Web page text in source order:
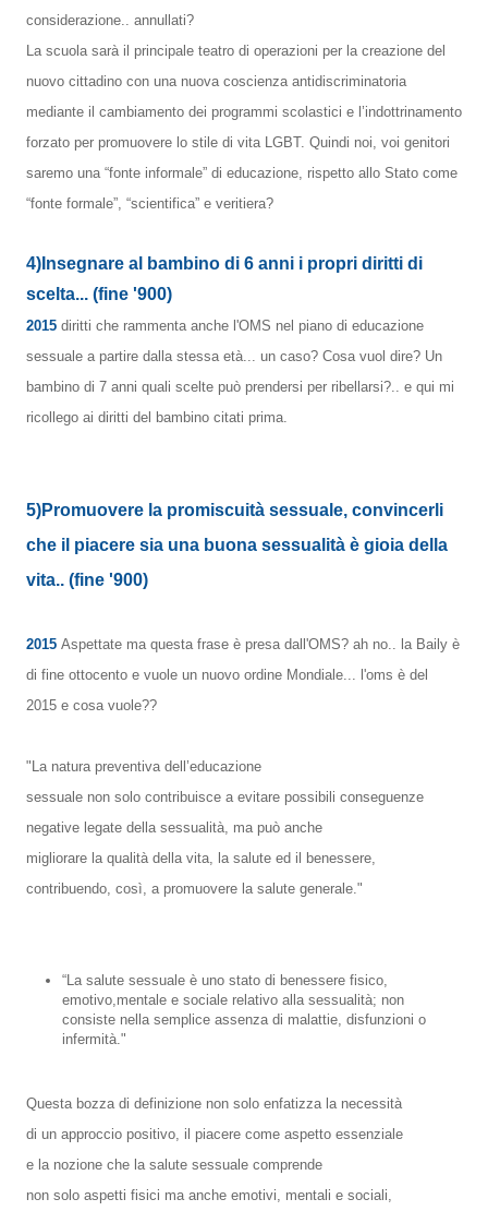
considerazione.. annullati?
La scuola sarà il principale teatro di operazioni per la creazione del
nuovo cittadino con una nuova coscienza antidiscriminatoria
mediante il cambiamento dei programmi scolastici e l’indottrinamento
forzato per promuovere lo stile di vita LGBT. Quindi noi, voi genitori
saremo una “fonte informale” di educazione, rispetto allo Stato come
“fonte formale”, “scientifica” e veritiera?
4)Insegnare al bambino di 6 anni i propri diritti di
scelta... (fine '900)
2015 diritti che rammenta anche l'OMS nel piano di educazione
sessuale a partire dalla stessa età... un caso? Cosa vuol dire? Un
bambino di 7 anni quali scelte può prendersi per ribellarsi?.. e qui mi
ricollego ai diritti del bambino citati prima.
5)Promuovere la promiscuità sessuale, convincerli
che il piacere sia una buona sessualità è gioia della
vita.. (fine '900)
2015 Aspettate ma questa frase è presa dall'OMS? ah no.. la Baily è
di fine ottocento e vuole un nuovo ordine Mondiale... l'oms è del
2015 e cosa vuole??
"La natura preventiva dell’educazione
sessuale non solo contribuisce a evitare possibili conseguenze
negative legate della sessualità, ma può anche
migliorare la qualità della vita, la salute ed il benessere,
contribuendo, così, a promuovere la salute generale."
“La salute sessuale è uno stato di benessere fisico,
emotivo,mentale e sociale relativo alla sessualità; non
consiste nella semplice assenza di malattie, disfunzioni o
infermità."
Questa bozza di definizione non solo enfatizza la necessità
di un approccio positivo, il piacere come aspetto essenziale
e la nozione che la salute sessuale comprende
non solo aspetti fisici ma anche emotivi, mentali e sociali,